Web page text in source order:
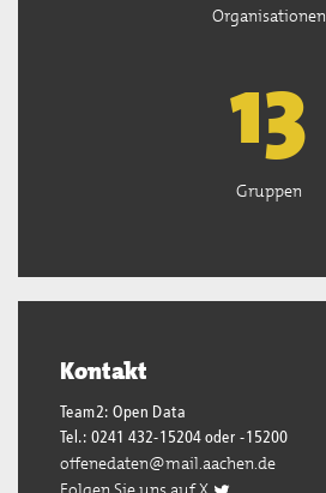
Organisationen
13
Gruppen
Kontakt
Team2: Open Data
Tel.: 0241 432-15204 oder -15200
offenedaten@mail.aachen.de